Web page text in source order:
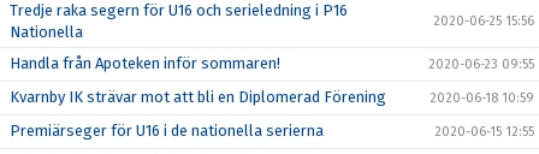
Tredje raka segern för U16 och serieledning i P16
Nationella
2020-06-25 15:56
Handla från Apoteken inför sommaren! 2020-06-23 09:55
Kvarnby IK strävar mot att bli en Diplomerad Förening 2020-06-18 10:59
Premiärseger för U16 i de nationella serierna 2020-06-15 12:55